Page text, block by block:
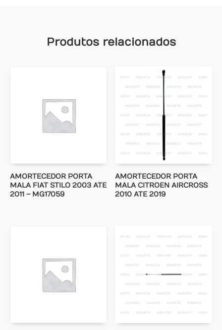
Produtos relacionados
AMORTECEDOR PORTA
MALA FIAT STILO 2003 ATE
2011 – MG17059
AMORTECEDOR PORTA
MALA CITROEN AIRCROSS
2010 ATE 2019